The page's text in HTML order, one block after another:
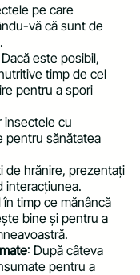
pe care
vă că sunt de
Dacă este posibil,
timp de cel
pentru a spori
insectele cu
pentru sănătatea
de hrănire, prezentați
interacțiunea.
timp ce mănâncă
bine și pentru a
: După câteva
pentru a